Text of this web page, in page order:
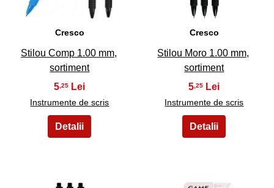
Cresco
Stilou Comp 1.00 mm,
sortiment
5 ,25
Instrumente de scris
Cresco
Stilou Moro 1.00 mm,
sortiment
5 ,25
Instrumente de scris